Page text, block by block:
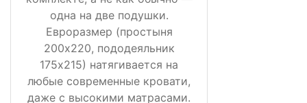
одна на две подушки.
Евроразмер (простыня
200х220, пододеяльник
175х215) натягивается на
любые современные кровати,
даже с высокими матрасами.